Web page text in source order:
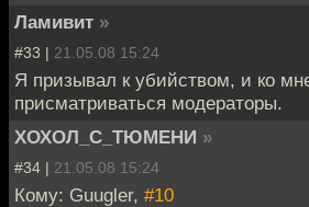
Ламивит »
#33 | 21.05.08 15:24
Я призывал к убийством, и ко
присматриваться модераторы.
ХОХОЛ_С_ТЮМЕНИ »
#34 | 21.05.08 15:24
Кому: Guugler, #10